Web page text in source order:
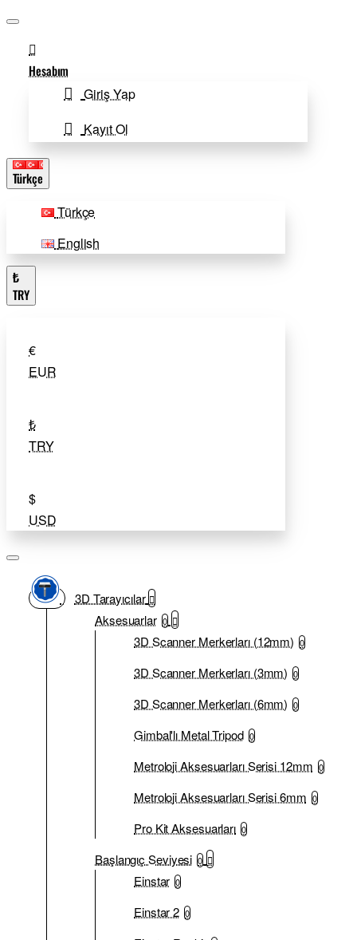
Hesabım
Giriş Yap
Kayıt Ol
Türkçe
Türkçe
English
₺
TRY
€
EUR
₺
TRY
$
USD
3D Tarayıcılar
Aksesuarlar 0
3D Scanner Merkerları (12mm) 0
3D Scanner Merkerları (3mm) 0
3D Scanner Merkerları (6mm) 0
Gimbal'lı Metal Tripod 0
Metroloji Aksesuarları Serisi 12mm 0
Metroloji Aksesuarları Serisi 6mm 0
Pro Kit Aksesuarları 0
Başlangıç Seviyesi 0
Einstar 0
Einstar 2 0